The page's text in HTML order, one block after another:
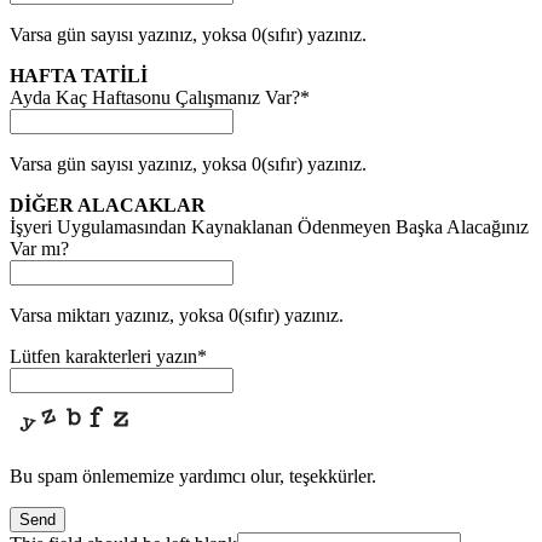
Varsa gün sayısı yazınız, yoksa 0(sıfır) yazınız.
HAFTA TATİLİ
Ayda Kaç Haftasonu Çalışmanız Var?*
Varsa gün sayısı yazınız, yoksa 0(sıfır) yazınız.
DİĞER ALACAKLAR
İşyeri Uygulamasından Kaynaklanan Ödenmeyen Başka Alacağınız
Var mı?
Varsa miktarı yazınız, yoksa 0(sıfır) yazınız.
Lütfen karakterleri yazın*
Bu spam önlememize yardımcı olur, teşekkürler.
Send